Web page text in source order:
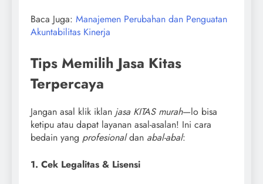
Baca Juga: Manajemen Perubahan dan Penguatan
Akuntabilitas Kinerja
Tips Memilih Jasa Kitas
Terpercaya
Jangan asal klik iklan jasa KITAS murah—lo bisa
ketipu atau dapat layanan asal-asalan! Ini cara
bedain yang profesionaldan abal-abal:
1. Cek Legalitas & Lisensi